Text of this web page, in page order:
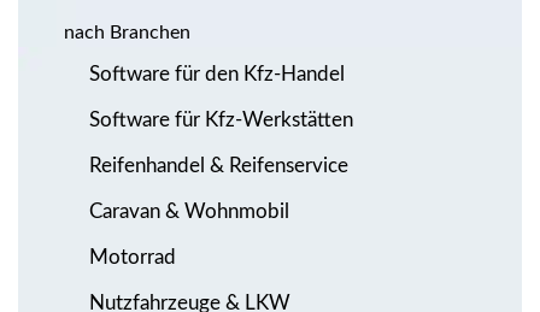
nach Branchen
Software für den Kfz-Handel
Software für Kfz-Werkstätten
Reifenhandel & Reifenservice
Caravan & Wohnmobil
Motorrad
Nutzfahrzeuge & LKW